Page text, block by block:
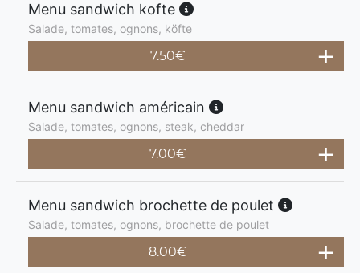
Menu sandwich kofte
Salade, tomates, ognons, köfte
7.50€
Menu sandwich américain
Salade, tomates, ognons, steak, cheddar
7.00€
Menu sandwich brochette de poulet
Salade, tomates, ognons, brochette de poulet
8.00€